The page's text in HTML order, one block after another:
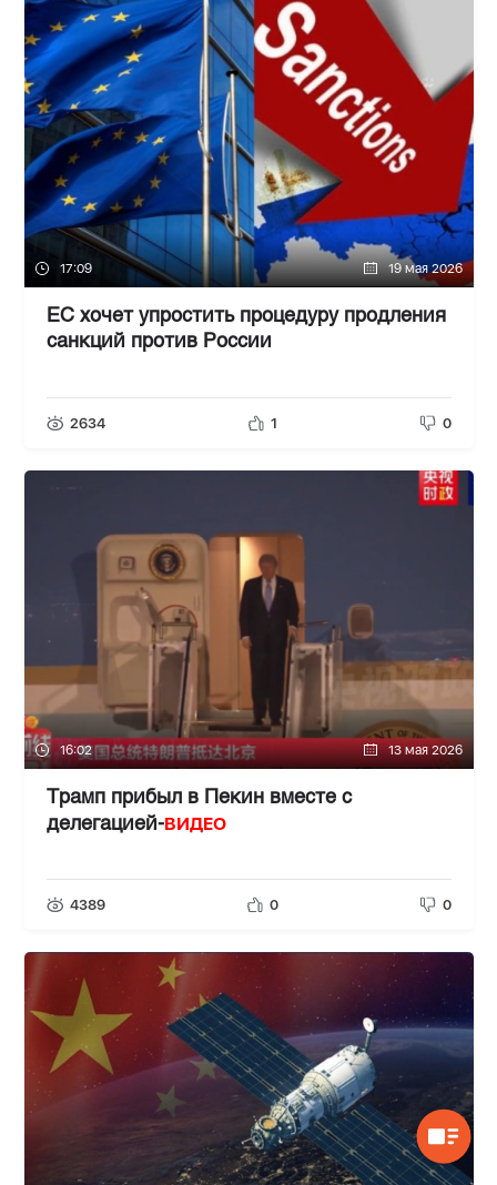
17:09 19 мая 2026
ЕС хочет упростить процедуру продления
санкций против России
2634 1 0
16:02 13 мая 2026
Трамп прибыл в Пекин вместе с
делегацией-ВИДЕО
4389 0 0